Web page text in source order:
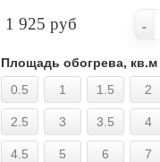
1 925 руб
Площадь обогрева, кв.м
0.5
1 1.5 2
2.5 3 3.5 4
4.5 5 6 7
-